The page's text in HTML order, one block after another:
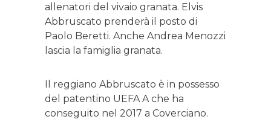
allenatori del vivaio granata. Elvis
Abbruscato prenderà il posto di
Paolo Beretti. Anche Andrea Menozzi
lascia la famiglia granata.
Il reggiano Abbruscato è in possesso
del patentino UEFA A che ha
conseguito nel 2017 a Coverciano.